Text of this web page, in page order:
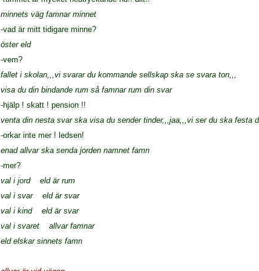
minnets väg famnar minnet
-vad är mitt tidigare minne?
öster eld
-vem?
fallet i skolan,,,vi svarar du kommande sellskap ska se svara ton,,,
visa du din bindande rum så famnar rum din svar
-hjälp ! skatt ! pension !!
venta din nesta svar ska visa du sender tinder,,,jaa,,,vi ser du ska festa
-orkar inte mer ! ledsen!
enad allvar ska senda jorden namnet famn
-mer?
val i jord eld är rum
val i svar eld är svar
val i kind eld är svar
val i svaret allvar famnar
eld elskar sinnets famn